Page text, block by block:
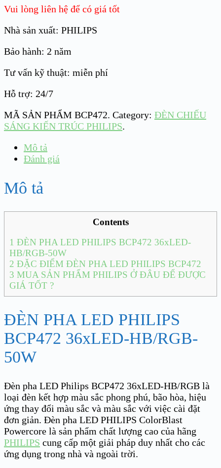
Vui lòng liên hệ để có giá tốt
Nhà sản xuất: PHILIPS
Bảo hành: 2 năm
Tư vấn kỹ thuật: miễn phí
Hỗ trợ: 24/7
MÃ SẢN PHẨM BCP472. Category: ĐÈN CHIẾU
SÁNG KIẾN TRÚC PHILIPS.
Mô tả
Đánh giá
Mô tả
Contents
1 ĐÈN PHA LED PHILIPS BCP472 36xLED-
HB/RGB-50W
2 ĐẶC ĐIỂM ĐÈN PHA LED PHILIPS BCP472
3 MUA SẢN PHẨM PHILIPS Ở ĐÂU ĐỂ ĐƯỢC
GIÁ TỐT ?
ĐÈN PHA LED PHILIPS
BCP472 36xLED-HB/RGB-
50W
Đèn pha LED Philips BCP472 36xLED-HB/RGB là
loại đèn kết hợp màu sắc phong phú, bão hòa, hiệu
ứng thay đổi màu sắc và màu sắc với việc cài đặt
đơn giản. Đèn pha LED PHILIPS ColorBlast
Powercore là sản phẩm chất lượng cao của hãng
PHILIPS cung cấp một giải pháp duy nhất cho các
ứng dụng trong nhà và ngoài trời.